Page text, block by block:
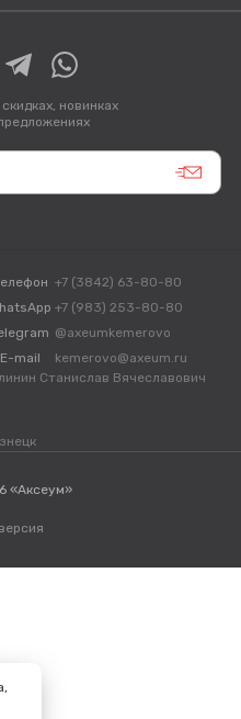
новинках
+7 (3842) 63-80-80
+7 (983) 253-80-80
@axeumkemerovo
E-mail
kemerovo@axeum.ru
Станислав Вячеславович
«Аксеум»